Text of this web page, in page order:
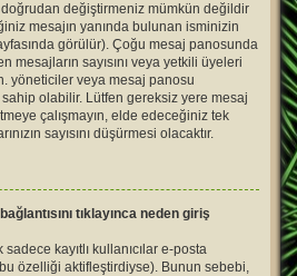
doğrudan değiştirmeniz mümkün değildir
mesajın yanında bulunan isminizin
görülür). Çoğu mesaj panosunda
mesajların sayısını veya yetkili üyeleri
yöneticiler veya mesaj panosu
olabilir. Lütfen gereksiz yere mesaj
çalışmayın, elde edeceğiniz tek
sayısını düşürmesi olacaktır.
tıklayınca neden giriş
kayıtlı kullanıcılar e-posta
özelliği aktifleştirdiyse). Bunun sebebi,